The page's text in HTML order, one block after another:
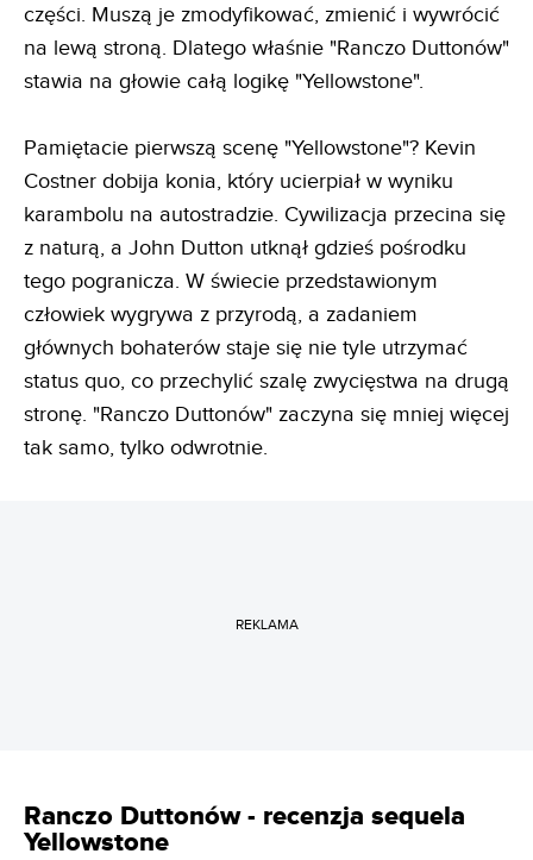
części. Muszą je zmodyfikować, zmienić i wywrócić
na lewą stroną. Dlatego właśnie "Ranczo Duttonów"
stawia na głowie całą logikę "Yellowstone".
Pamiętacie pierwszą scenę "Yellowstone"? Kevin
Costner dobija konia, który ucierpiał w wyniku
karambolu na autostradzie. Cywilizacja przecina się
z naturą, a John Dutton utknął gdzieś pośrodku
tego pogranicza. W świecie przedstawionym
człowiek wygrywa z przyrodą, a zadaniem
głównych bohaterów staje się nie tyle utrzymać
status quo, co przechylić szalę zwycięstwa na drugą
stronę. "Ranczo Duttonów" zaczyna się mniej więcej
tak samo, tylko odwrotnie.
REKLAMA
Ranczo Duttonów - recenzja sequela
Yellowstone